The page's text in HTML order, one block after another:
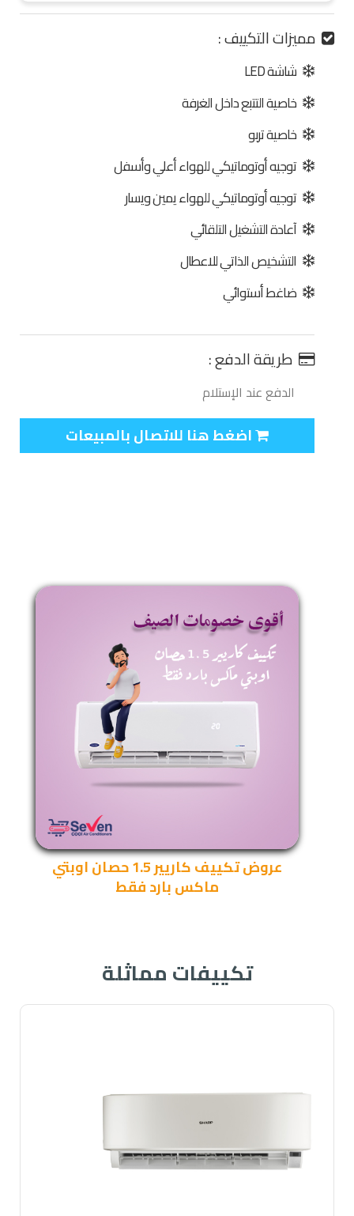
مميزات التكييف :
شاشة LED
خاصية التتبع داخل الغرفة
خاصية تربو
توجيه أوتوماتيكي للهواء أعلي وأسفل
توجيه أوتوماتيكي للهواء يمين ويسار
آعادة التشغيل التلقائي
التشخيص الذاتي للاعطال
ضاغط أستوائي
طريقة الدفع :
الدفع عند الإستلام
اضغط هنا للاتصال بالمبيعات
عروض تكييف كاريير 1.5 حصان اوبتي
ماكس بارد فقط
تكييفات مماثلة